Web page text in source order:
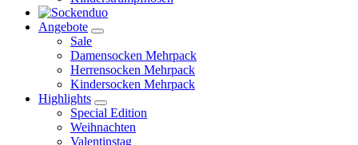
Angebote
Sale
Damensocken Mehrpack
Herrensocken Mehrpack
Kindersocken Mehrpack
Highlights
Special Edition
Weihnachten
Valentinstag